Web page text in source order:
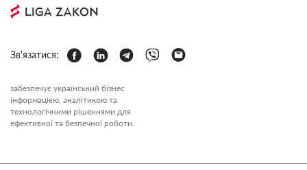
Зв'язатися:
забезпечує український бізнес
інформацією, аналітикою та
технологічними рішеннями для
ефективної та безпечної роботи.